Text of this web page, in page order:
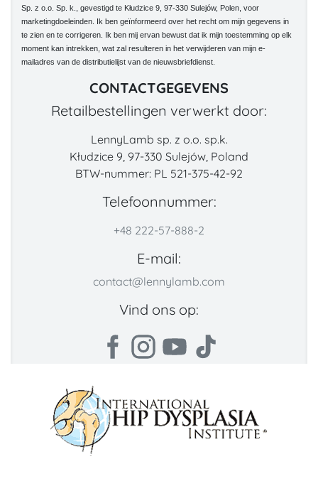
Sp. z o.o. Sp. k., gevestigd te Kłudzice 9, 97-330 Sulejów, Polen, voor
marketingdoeleinden. Ik ben geïnformeerd over het recht om mijn gegevens in
te zien en te corrigeren. Ik ben mij ervan bewust dat ik mijn toestemming op elk
moment kan intrekken, wat zal resulteren in het verwijderen van mijn e-
mailadres van de distributielijst van de nieuwsbriefdienst.
CONTACTGEGEVENS
Retailbestellingen verwerkt door:
LennyLamb sp. z o.o. sp.k.
Kłudzice 9, 97-330 Sulejów, Poland
BTW-nummer: PL 521-375-42-92
Telefoonnummer:
+48 222-57-888-2
E-mail:
contact@lennylamb.com
Vind ons op: